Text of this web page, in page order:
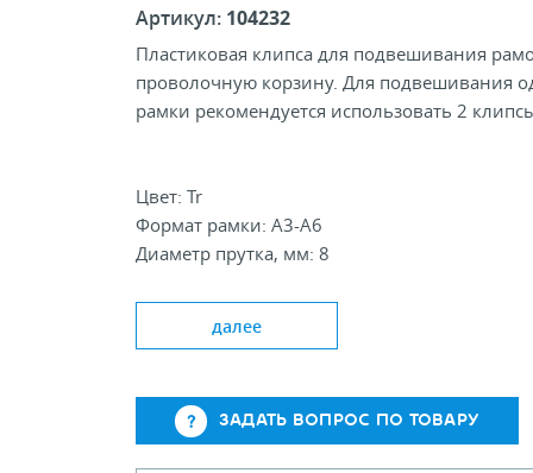
Артикул: 104232
Пластиковая клипса для подвешивания
проволочную корзину. Для подвешивания
рамки рекомендуется использовать 2
Цвет: Tr
Формат рамки: А3-А6
Диаметр прутка, мм: 8
далее
ЗАДАТЬ ВОПРОС ПО ТОВАРУ